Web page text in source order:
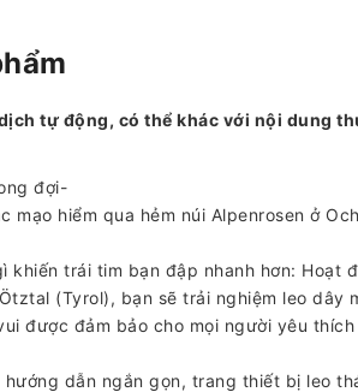
tự động, có thể khác với nội dung
đợi-
mạo hiểm qua hẻm núi Alpenrosen ở
khiến trái tim bạn đập nhanh hơn: Hoạt
(Tyrol), bạn sẽ trải nghiệm leo dây
được đảm bảo cho mọi người yêu
hướng dẫn ngắn gọn, trang thiết bị leo